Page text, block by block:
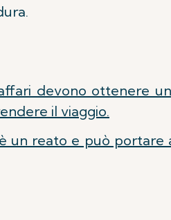
devono ottenere
il viaggio.
un reato e può portare